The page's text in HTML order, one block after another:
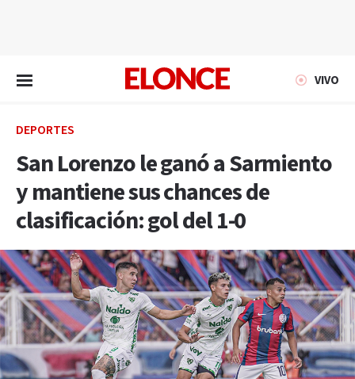
VIVO
DEPORTES
San Lorenzo le ganó a Sarmiento
y mantiene sus chances de
clasificación: gol del 1-0